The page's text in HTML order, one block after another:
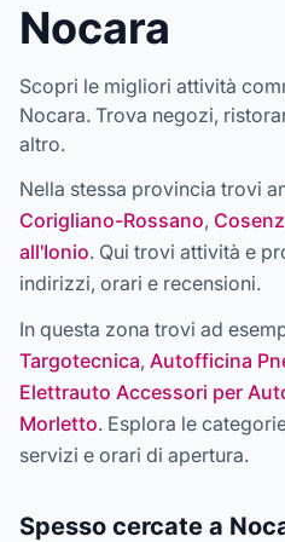
Nocara
Scopri le migliori attività
Nocara. Trova negozi,
altro.
Nella stessa provincia trovi
Corigliano-Rossano,
all'Ionio. Qui trovi attività e
indirizzi, orari e recensioni.
In questa zona trovi ad
Targotecnica, Autofficina
Elettrauto Accessori per
Morletto. Esplora le
servizi e orari di apertura.
Spesso cercate a